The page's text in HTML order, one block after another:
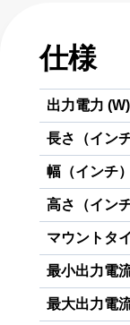
仕様
出力電力
長さ（イン
幅（インチ
高さ（イン
マウントタ
最小出力電
最大出力電